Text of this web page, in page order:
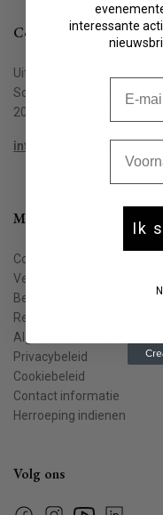
Contact
Uitgeverij Houtekiet
Schaliënstraat 1, bus 11
2000 Antwerpen
info@houtekiet.be
Meer info
Contact
Veelgestelde vragen
Bestellen & leveren
Retourneren
Algemene voorwaarden
Privacybeleid
Cookiebeleid
Contact informatie
Herroeping indienen
Volg ons
interessante
Ik